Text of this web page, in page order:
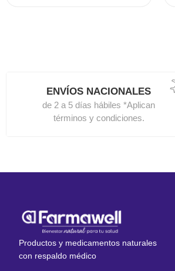
ENVÍOS NACIONALES
de 2 a 5 días hábiles *Aplican
términos y condiciones.
Productos y medicamentos naturales
con respaldo médico